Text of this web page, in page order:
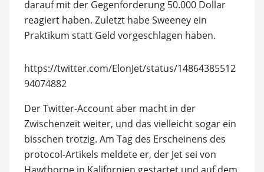
darauf mit der Gegenforderung 50.000 Dollar
reagiert haben. Zuletzt habe Sweeney ein
Praktikum statt Geld vorgeschlagen haben.
https://twitter.com/ElonJet/status/14864385512
94074882
Der Twitter-Account aber macht in der
Zwischenzeit weiter, und das vielleicht sogar ein
bisschen trotzig. Am Tag des Erscheinens des
protocol-Artikels meldete er, der Jet sei von